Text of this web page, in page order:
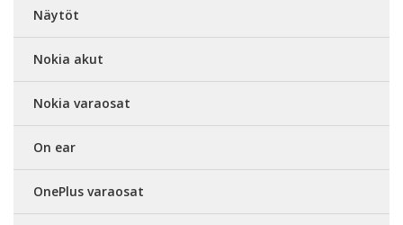
Näytöt
Nokia akut
Nokia varaosat
On ear
OnePlus varaosat